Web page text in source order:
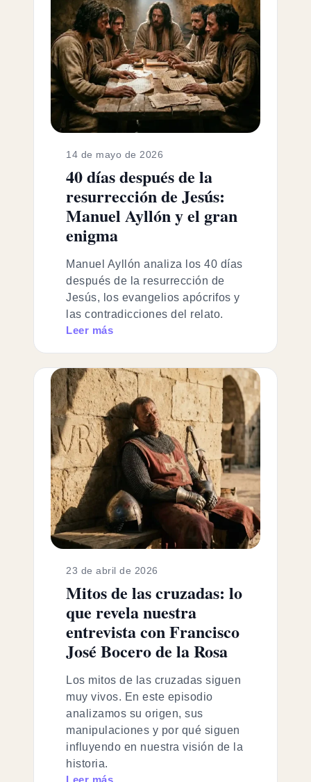
14 de mayo de 2026
40 días después de la
resurrección de Jesús:
Manuel Ayllón y el gran
enigma
Manuel Ayllón analiza los 40 días
después de la resurrección de
Jesús, los evangelios apócrifos y
las contradicciones del relato.
Leer más
23 de abril de 2026
Mitos de las cruzadas: lo
que revela nuestra
entrevista con Francisco
José Bocero de la Rosa
Los mitos de las cruzadas siguen
muy vivos. En este episodio
analizamos su origen, sus
manipulaciones y por qué siguen
influyendo en nuestra visión de la
historia.
Leer más